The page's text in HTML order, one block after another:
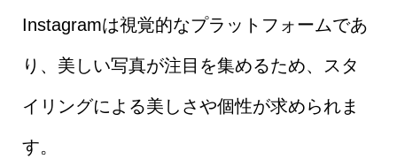
Instagramは視覚的なプラットフォームであ
り、美しい写真が注目を集めるため、スタ
イリングによる美しさや個性が求められま
す。